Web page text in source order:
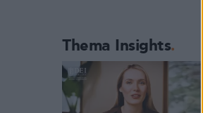
Thema Insights